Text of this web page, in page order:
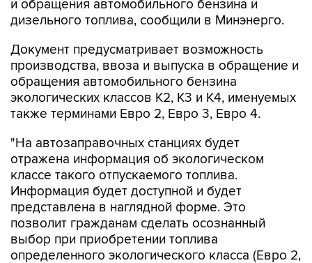
Документ предусматривает возможность
обращения автомобильного бензина
экологических классов К2, К3 и К4, именуемых
также терминами Евро 2, Евро 3, Евро 4.
"На автозаправочных станциях будет
классе такого отпускаемого топлива.
Информация будет доступной и будет
представлена в наглядной форме. Это
позволит гражданам сделать осознанный
выбор при приобретении топлива
определенного экологического класса (Евро 2,
Евро 3, Евро 4, Евро 5)", - подчеркивается в
сообщении.